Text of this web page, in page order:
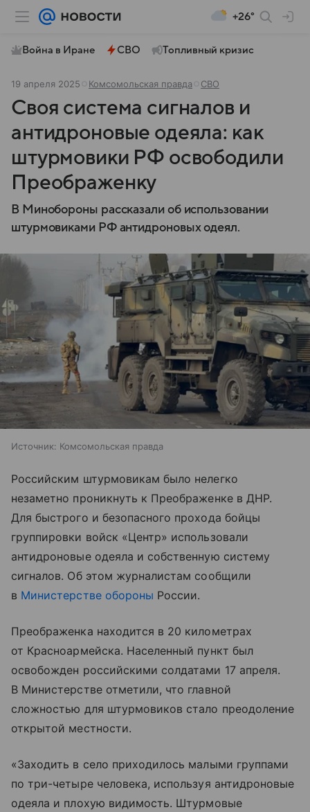
+26°
Война в Иране СВО Топливный кризис
19 апреля 2025 Комсомольская правда СВО
Своя система сигналов и
антидроновые одеяла: как
штурмовики РФ освободили
Преображенку
В Минобороны рассказали об использовании
штурмовиками РФ антидроновых одеял.
Источник: Комсомольская правда
Российским штурмовикам было нелегко
незаметно проникнуть к Преображенке в ДНР.
Для быстрого и безопасного прохода бойцы
группировки войск «Центр» использовали
антидроновые одеяла и собственную систему
сигналов. Об этом журналистам сообщили
в Министерстве обороны России.
Преображенка находится в 20 километрах
от Красноармейска. Населенный пункт был
освобожден российскими солдатами 17 апреля.
В Министерстве отметили, что главной
сложностью для штурмовиков стало преодоление
открытой местности.
«Заходить в село приходилось малыми группами
по три-четыре человека, используя антидроновые
одеяла и плохую видимость. Штурмовые